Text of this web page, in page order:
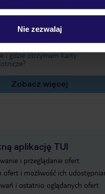
Nie zezwalaj
pytania
osobę zgłaszającą?
przedstawiciel TUI?
i gdzie otrzymam karty
Zobacz więcej
aplikację TUI
i przeglądanie ofert
ofert i możliwość ich
i ostatnio oglądanych ofert